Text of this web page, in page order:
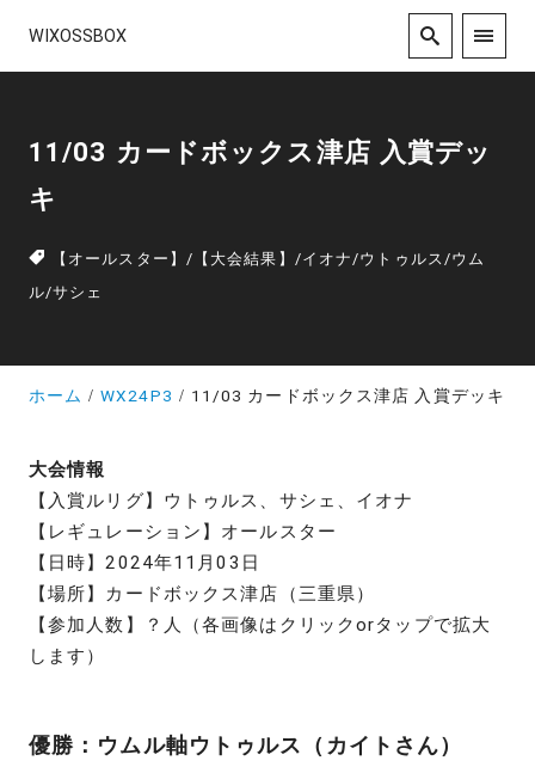
WIXOSSBOX
11/03 カードボックス津店 入賞デッ
キ
【オールスター】 / 【大会結果】 /イオナ/ウトゥルス/ウム
ル/サシェ
ホーム WX24P3 11/03 カードボックス津店 入賞デッキ
大会情報
【入賞ルリグ】ウトゥルス、サシェ、イオナ
【レギュレーション】オールスター
【日時】2024年11月03日
【場所】カードボックス津店（三重県）
【参加人数】？人（各画像はクリックorタップで拡大
します）
優勝：ウムル軸ウトゥルス（カイトさん）